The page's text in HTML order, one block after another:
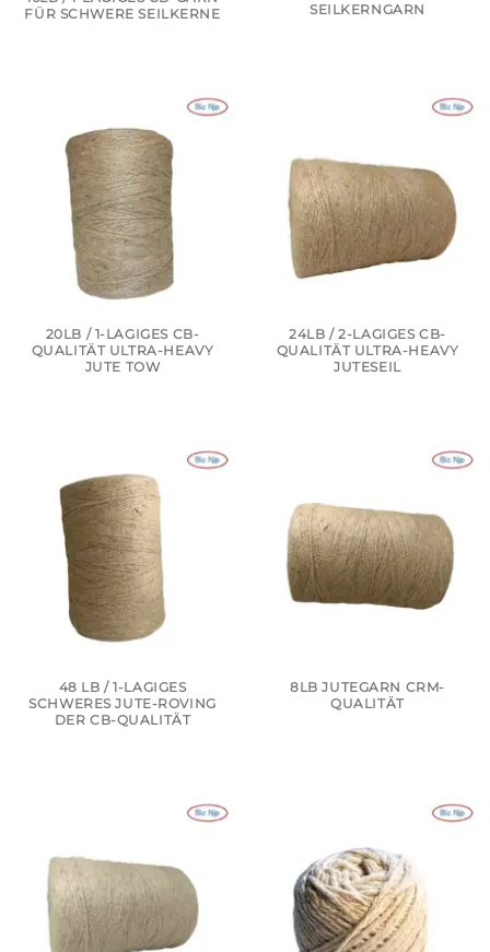
FÜR SCHWERE SEILKERNE
SEILKERNGARN
20LB / 1-LAGIGES CB-
QUALITÄT ULTRA-HEAVY
JUTE TOW
24LB / 2-LAGIGES CB-
QUALITÄT ULTRA-HEAVY
JUTESEIL
48 LB / 1-LAGIGES
SCHWERES JUTE-ROVING
DER CB-QUALITÄT
8LB JUTEGARN CRM-
QUALITÄT